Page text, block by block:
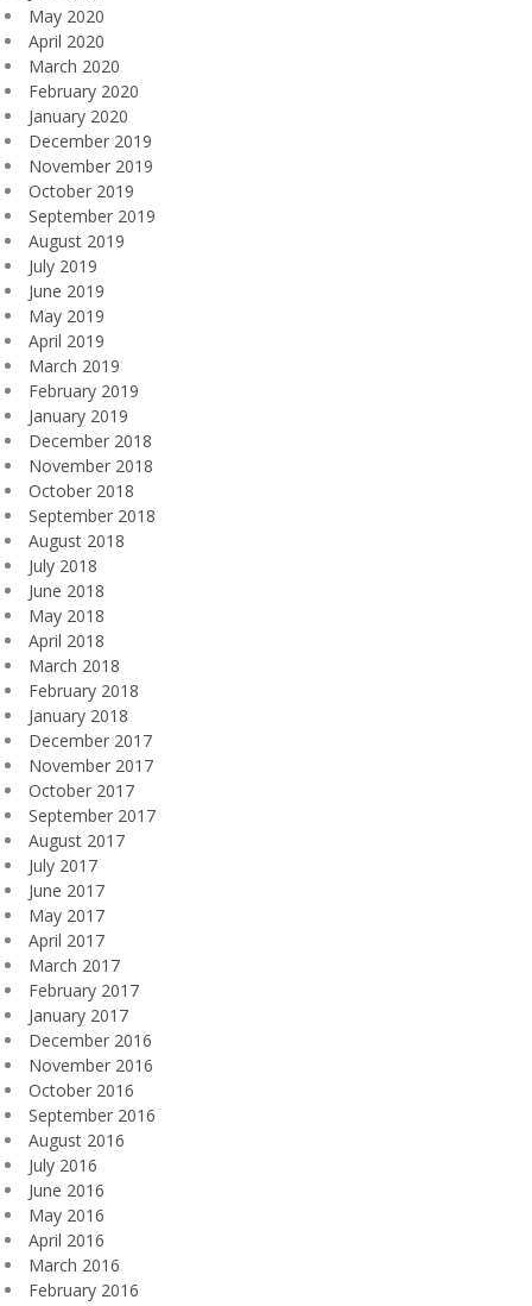
May 2020
April 2020
March 2020
February 2020
January 2020
December 2019
November 2019
October 2019
September 2019
August 2019
July 2019
June 2019
May 2019
April 2019
March 2019
February 2019
January 2019
December 2018
November 2018
October 2018
September 2018
August 2018
July 2018
June 2018
May 2018
April 2018
March 2018
February 2018
January 2018
December 2017
November 2017
October 2017
September 2017
August 2017
July 2017
June 2017
May 2017
April 2017
March 2017
February 2017
January 2017
December 2016
November 2016
October 2016
September 2016
August 2016
July 2016
June 2016
May 2016
April 2016
March 2016
February 2016